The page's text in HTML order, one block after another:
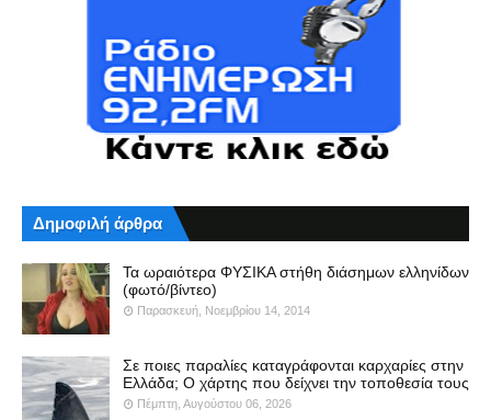
Δημοφιλή άρθρα
Τα ωραιότερα ΦΥΣΙΚΑ στήθη διάσημων ελληνίδων
(φωτό/βίντεο)
Παρασκευή, Νοεμβρίου 14, 2014
Σε ποιες παραλίες καταγράφονται καρχαρίες στην
Ελλάδα; Ο χάρτης που δείχνει την τοποθεσία τους
Πέμπτη, Αυγούστου 06, 2026